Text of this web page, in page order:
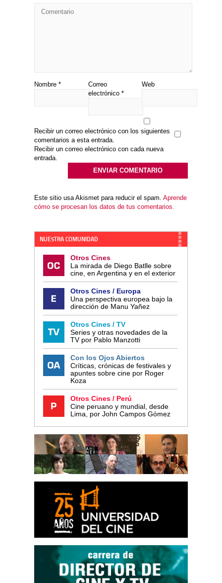
Nombre *
Correo
electrónico *
Web
Recibir un correo electrónico con los siguientes
comentarios a esta entrada.
Recibir un correo electrónico con cada nueva
entrada.
Este sitio usa Akismet para reducir el spam. Aprende
cómo se procesan los datos de tus comentarios.
NUESTRA COMUNIDAD
Otros Cines
La mirada de Diego Batlle sobre
cine, en Argentina y en el exterior
Otros Cines / Europa
Una perspectiva europea bajo la
dirección de Manu Yañez
Otros Cines / TV
Series y otras novedades de la
TV por Pablo Manzotti
Con los Ojos Abiertos
Críticas, crónicas de festivales y
apuntes sobre cine por Roger
Koza
Otros Cines / Perú
Cine peruano y mundial, desde
Lima, por John Campos Gómez